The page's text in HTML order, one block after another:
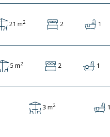
21 m2 2 1
5 m2 2 1
3 m2 1